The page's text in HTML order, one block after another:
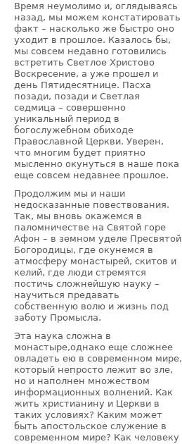
Время неумолимо и, оглядываясь
назад, мы можем констатировать
факт – насколько же быстро оно
уходит в прошлое. Казалось бы,
мы совсем недавно готовились
встретить Светлое Христово
Воскресение, а уже прошел и
день Пятидесятнице. Пасха
позади, позади и Светлая
седмица – совершенно
уникальный период в
богослужебном обиходе
Православной Церкви. Уверен,
что многим будет приятно
мысленно окунуться в наше пока
еще совсем недавнее прошлое.
Продолжим мы и наши
недосказанные повествования.
Так, мы вновь окажемся в
паломничестве на Святой горе
Афон – в земном уделе Пресвятой
Богородицы, где окунемся в
атмосферу монастырей, скитов и
келий, где люди стремятся
постичь сложнейшую науку –
научиться предавать
собственную волю и жизнь под
заботу Промысла.
Эта наука сложна в
монастыре,однако еще сложнее
овладеть ею в современном мире,
который непросто лежит во зле,
но и наполнен множеством
информационных волнений. Как
жить христианину и Церкви в
таких условиях? Каким может
быть апостольское служение в
современном мире? Как человеку